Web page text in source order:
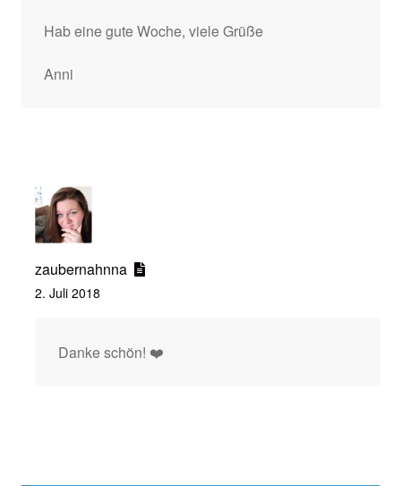
Hab eine gute Woche, viele Grüße
Anni
zaubernahnna
2. Juli 2018
Danke schön! ❤️